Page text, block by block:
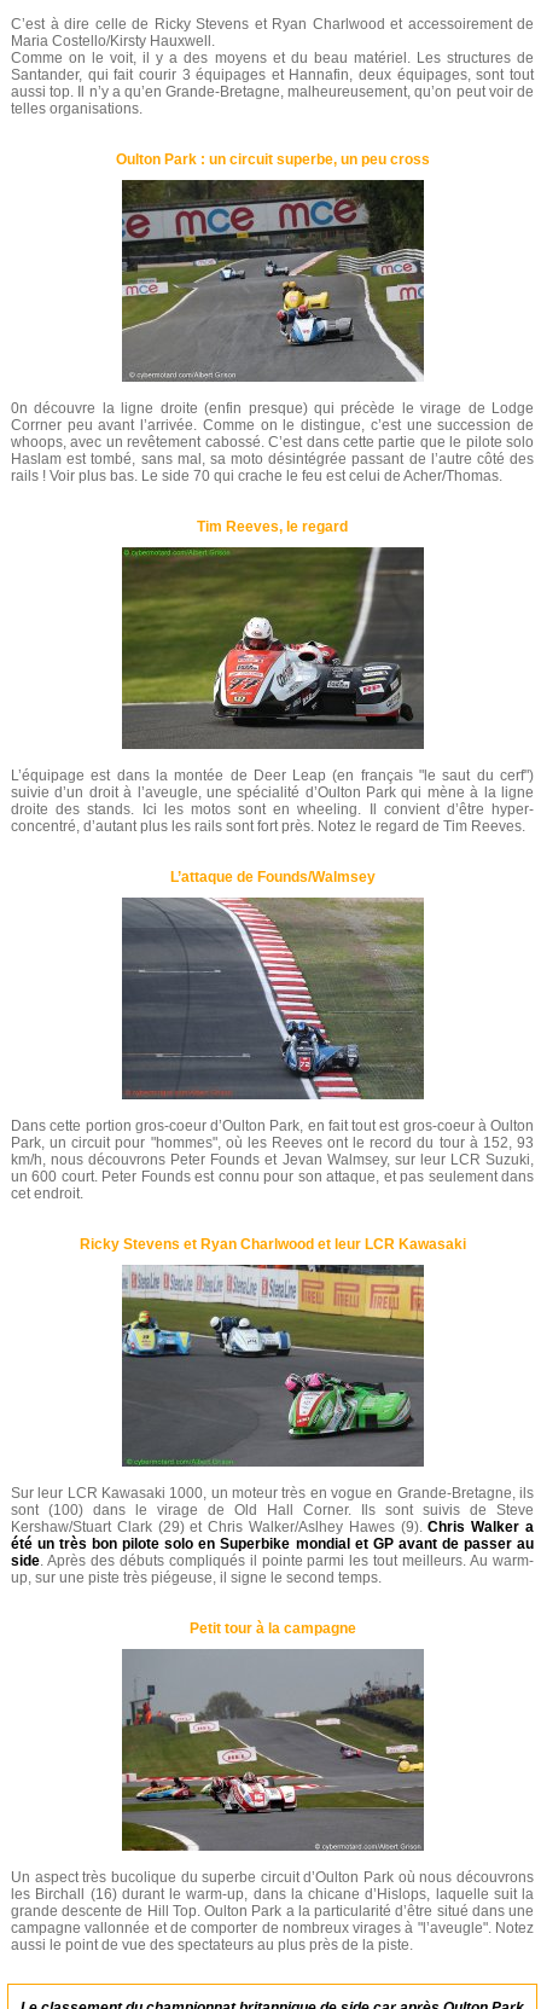
C’est à dire celle de Ricky Stevens et Ryan Charlwood et accessoirement de
Maria Costello/Kirsty Hauxwell.
Comme on le voit, il y a des moyens et du beau matériel. Les structures de
Santander, qui fait courir 3 équipages et Hannafin, deux équipages, sont tout
aussi top. Il n’y a qu’en Grande-Bretagne, malheureusement, qu’on peut voir de
telles organisations.
Oulton Park : un circuit superbe, un peu cross
0n découvre la ligne droite (enfin presque) qui précède le virage de Lodge
Corrner peu avant l’arrivée. Comme on le distingue, c’est une succession de
whoops, avec un revêtement cabossé. C’est dans cette partie que le pilote solo
Haslam est tombé, sans mal, sa moto désintégrée passant de l’autre côté des
rails ! Voir plus bas. Le side 70 qui crache le feu est celui de Acher/Thomas.
Tim Reeves, le regard
L’équipage est dans la montée de Deer Leap (en français "le saut du cerf")
suivie d’un droit à l’aveugle, une spécialité d’Oulton Park qui mène à la ligne
droite des stands. Ici les motos sont en wheeling. Il convient d’être hyper-
concentré, d’autant plus les rails sont fort près. Notez le regard de Tim Reeves.
L’attaque de Founds/Walmsey
Dans cette portion gros-coeur d’Oulton Park, en fait tout est gros-coeur à Oulton
Park, un circuit pour "hommes", où les Reeves ont le record du tour à 152, 93
km/h, nous découvrons Peter Founds et Jevan Walmsey, sur leur LCR Suzuki,
un 600 court. Peter Founds est connu pour son attaque, et pas seulement dans
cet endroit.
Ricky Stevens et Ryan Charlwood et leur LCR Kawasaki
Sur leur LCR Kawasaki 1000, un moteur très en vogue en Grande-Bretagne, ils
sont (100) dans le virage de Old Hall Corner. Ils sont suivis de Steve
Kershaw/Stuart Clark (29) et Chris Walker/Aslhey Hawes (9).Chris Walker a
été un très bon pilote solo en Superbike mondial et GP avant de passer au
side. Après des débuts compliqués il pointe parmi les tout meilleurs. Au warm-
up, sur une piste très piégeuse, il signe le second temps.
Petit tour à la campagne
Un aspect très bucolique du superbe circuit d’Oulton Park où nous découvrons
les Birchall (16) durant le warm-up, dans la chicane d’Hislops, laquelle suit la
grande descente de Hill Top. Oulton Park a la particularité d’être situé dans une
campagne vallonnée et de comporter de nombreux virages à "l’aveugle". Notez
aussi le point de vue des spectateurs au plus près de la piste.